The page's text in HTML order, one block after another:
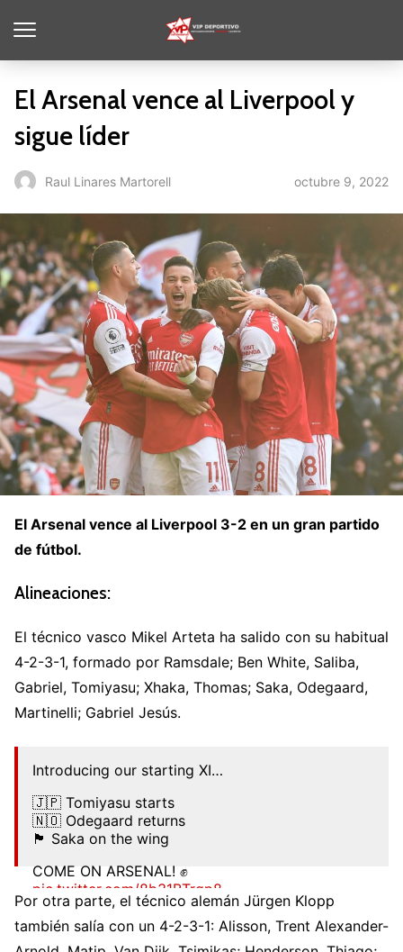
El Arsenal vence al Liverpool y
sigue líder
Raul Linares Martorell octubre 9, 2022
El Arsenal vence al Liverpool 3-2 en un gran partido
de fútbol.
Alineaciones:
El técnico vasco Mikel Arteta ha salido con su habitual
4-2-3-1, formado por Ramsdale; Ben White, Saliba,
Gabriel, Tomiyasu; Xhaka, Thomas; Saka, Odegaard,
Martinelli; Gabriel Jesús.
Introducing our starting XI…
🇯🇵 Tomiyasu starts
🇳🇴 Odegaard returns
🏴󠁧󠁢󠁥󠁮󠁧󠁿 Saka on the wing
COME ON ARSENAL! ✊
pic.twitter.com/8b31BTrgp8
— Arsenal (@Arsenal)October 9, 2022
Por otra parte, el técnico alemán Jürgen Klopp
también salía con un 4-2-3-1: Alisson, Trent Alexander-